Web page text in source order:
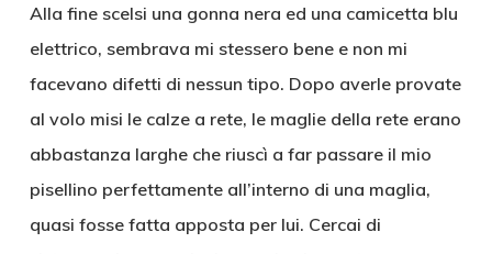
Alla fine scelsi una gonna nera ed una camicetta blu
elettrico, sembrava mi stessero bene e non mi
facevano difetti di nessun tipo. Dopo averle provate
al volo misi le calze a rete, le maglie della rete erano
abbastanza larghe che riuscì a far passare il mio
pisellino perfettamente all’interno di una maglia,
quasi fosse fatta apposta per lui. Cercai di